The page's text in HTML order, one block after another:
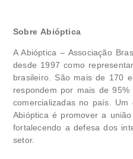
Sobre Abióptica
A Abióptica – Associação
desde 1997 como
brasileiro. São mais de 170
respondem por mais de
comercializadas no país. Um
Abióptica é promover a
fortalecendo a defesa dos
setor.